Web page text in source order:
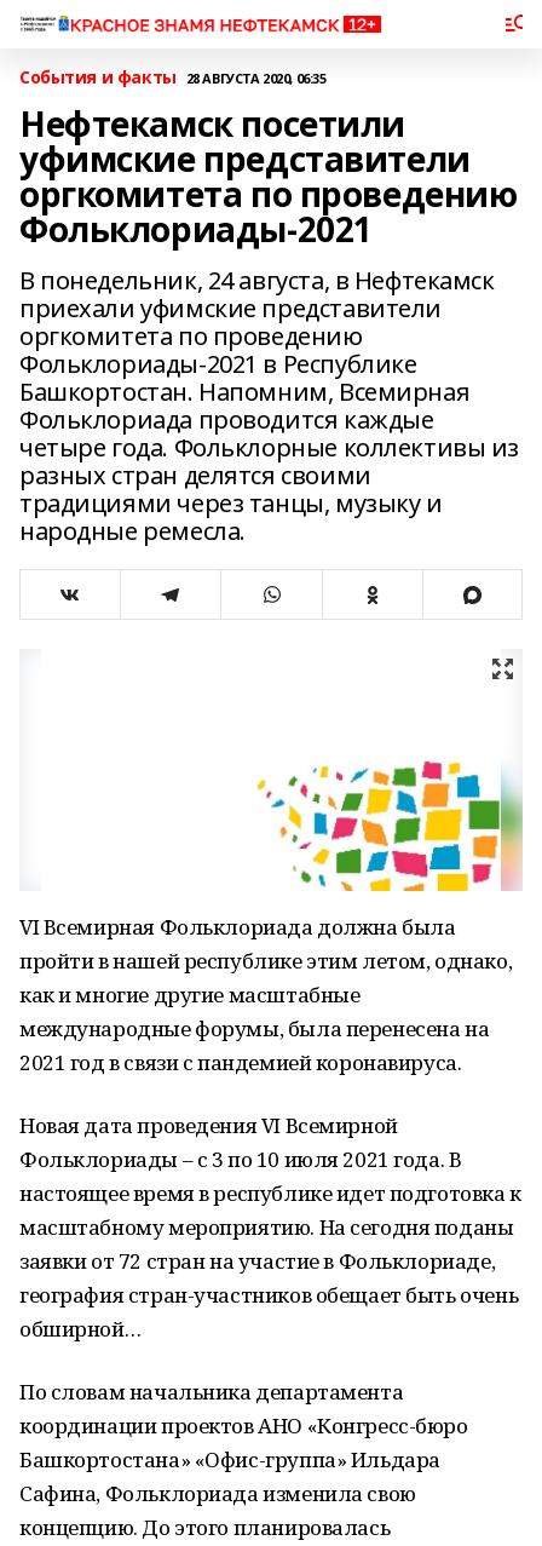
События и факты 28 АВГУСТА 2020, 06:35
Нефтекамск посетили
уфимские представители
оргкомитета по проведению
Фольклориады-2021
В понедельник, 24 августа, в Нефтекамск
приехали уфимские представители
оргкомитета по проведению
Фольклориады-2021 в Республике
Башкортостан. Напомним, Всемирная
Фольклориада проводится каждые
четыре года. Фольклорные коллективы из
разных стран делятся своими
традициями через танцы, музыку и
народные ремесла.
VI Всемирная Фольклориада должна была
пройти в нашей республике этим летом, однако,
как и многие другие масштабные
международные форумы, была перенесена на
2021 год в связи с пандемией коронавируса.
Новая дата проведения VI Всемирной
Фольклориады – с 3 по 10 июля 2021 года. В
настоящее время в республике идет подготовка к
масштабному мероприятию. На сегодня поданы
заявки от 72 стран на участие в Фольклориаде,
география стран-участников обещает быть очень
обширной…
По словам начальника департамента
координации проектов АНО «Конгресс-бюро
Башкортостана» «Офис-группа» Ильдара
Сафина, Фольклориада изменила свою
концепцию. До этого планировалась